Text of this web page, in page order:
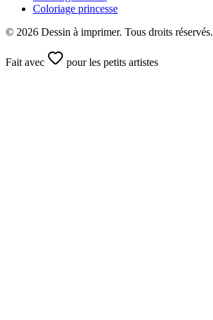
Coloriage princesse
© 2026 Dessin à imprimer. Tous droits réservés.
Fait avec pour les petits artistes